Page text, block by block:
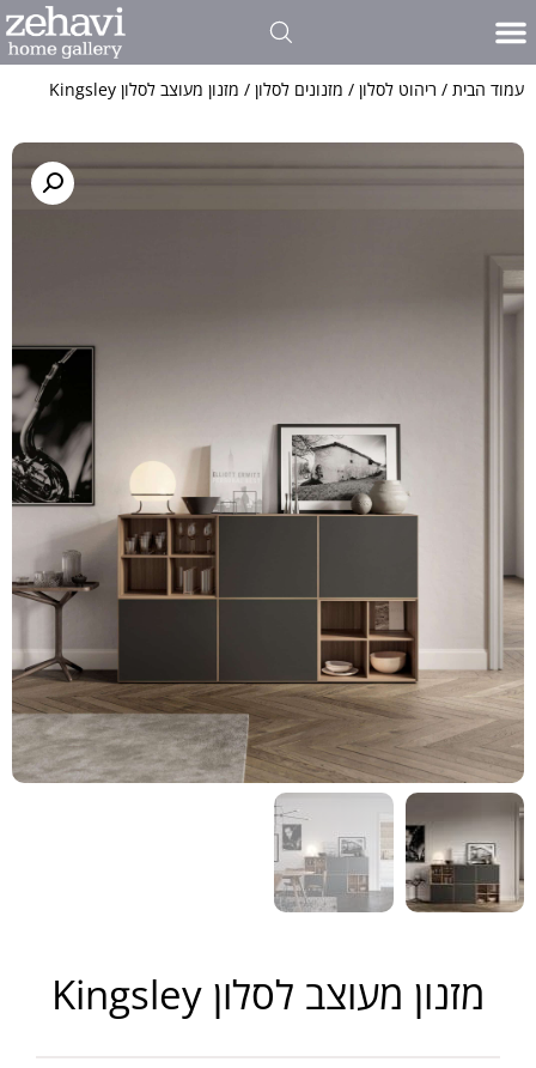
עמוד הבית / ריהוט לסלון / מזנונים לסלון / מזנון מעוצב לסלון Kingsley
מזנון מעוצב לסלון Kingsley